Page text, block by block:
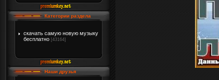
Категории раздела
скачать самую новую музыку
бесплатно [43164]
Наши друзья